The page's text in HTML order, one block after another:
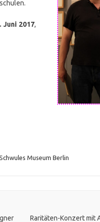
Juni 2017,
Museum Berlin
Raritäten-Konzert mit